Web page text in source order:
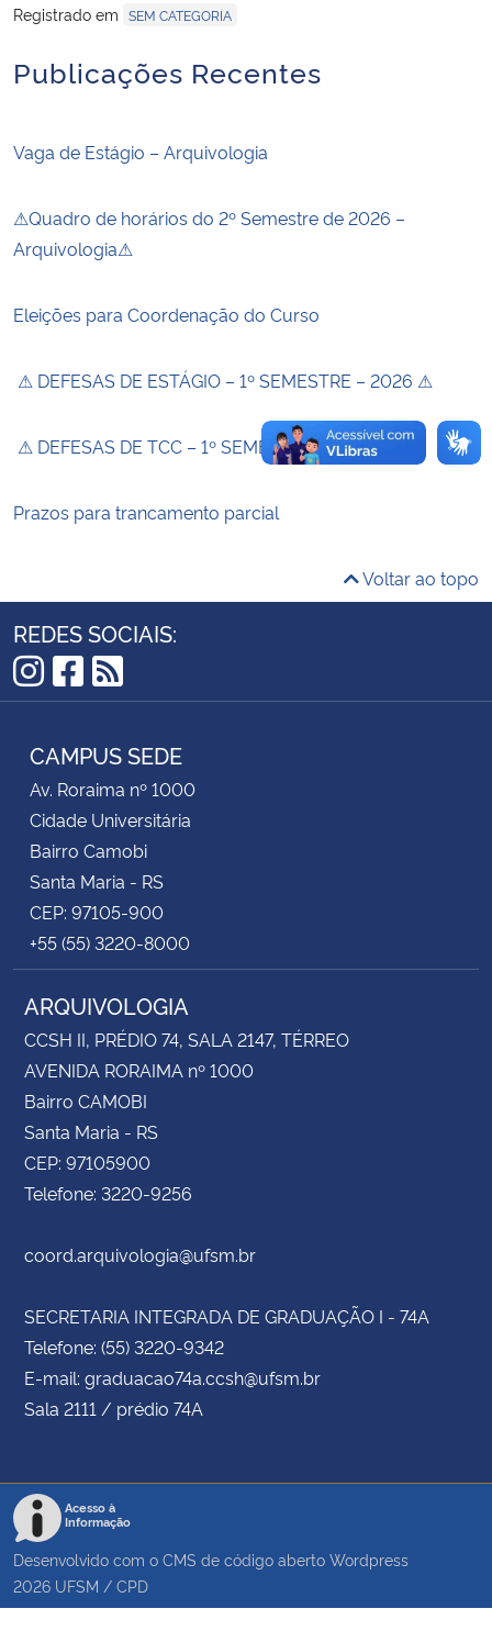
Ministério do Desenvolvimento Regional
Controladoria-Geral da União
Ministério da Mulher, da Família e dos Direitos Humanos
Secretaria de Governo
Gabinete de Segurança Institucional
Advocacia-Geral da União
Banco Central do Brasil
Registrado em SEM CATEGORIA
Publicações Recentes
Vaga de Estágio – Arquivologia
⚠Quadro de horários do 2º Semestre de 2026 –
Arquivologia⚠
Eleições para Coordenação do Curso
⚠ DEFESAS DE ESTÁGIO – 1º SEMESTRE – 2026 ⚠
⚠ DEFESAS DE TCC – 1º SEMESTRE – 2026 ⚠
Prazos para trancamento parcial
Voltar ao topo
REDES SOCIAIS:
Instagram
Facebook
RSS
CAMPUS SEDE
Av. Roraima nº 1000
Cidade Universitária
Bairro Camobi
Santa Maria - RS
CEP: 97105-900
+55 (55) 3220-8000
ARQUIVOLOGIA
CCSH II, PRÉDIO 74, SALA 2147, TÉRREO
AVENIDA RORAIMA nº 1000
Bairro CAMOBI
Santa Maria - RS
CEP: 97105900
Telefone: 3220-9256
coord.arquivologia@ufsm.br
SECRETARIA INTEGRADA DE GRADUAÇÃO I - 74A
Telefone: (55) 3220-9342
E-mail: graduacao74a.ccsh@ufsm.br
Sala 2111 / prédio 74A
Acesso à
Informação
Desenvolvido com o CMS de código aberto Wordpress
2026 UFSM / CPD